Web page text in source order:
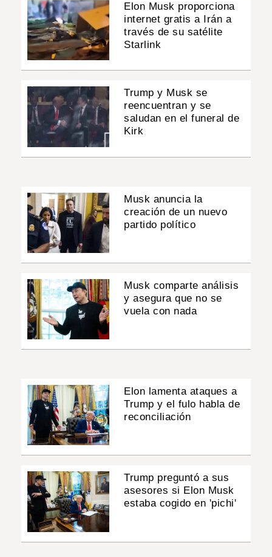
Elon Musk proporciona
internet gratis a Irán a
través de su satélite
Starlink
Trump y Musk se
reencuentran y se
saludan en el funeral de
Kirk
Musk anuncia la
creación de un nuevo
partido político
Musk comparte análisis
y asegura que no se
vuela con nada
Elon lamenta ataques a
Trump y el fulo habla de
reconciliación
Trump preguntó a sus
asesores si Elon Musk
estaba cogido en 'pichi'